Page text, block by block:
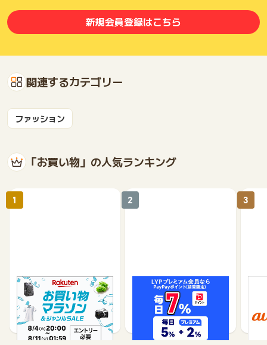
新規会員登録はこちら
関連するカテゴリー
ファッション
「お買い物」の人気ランキング
楽天市場
1%
1
Yahoo!ショッピング
1%
2 3